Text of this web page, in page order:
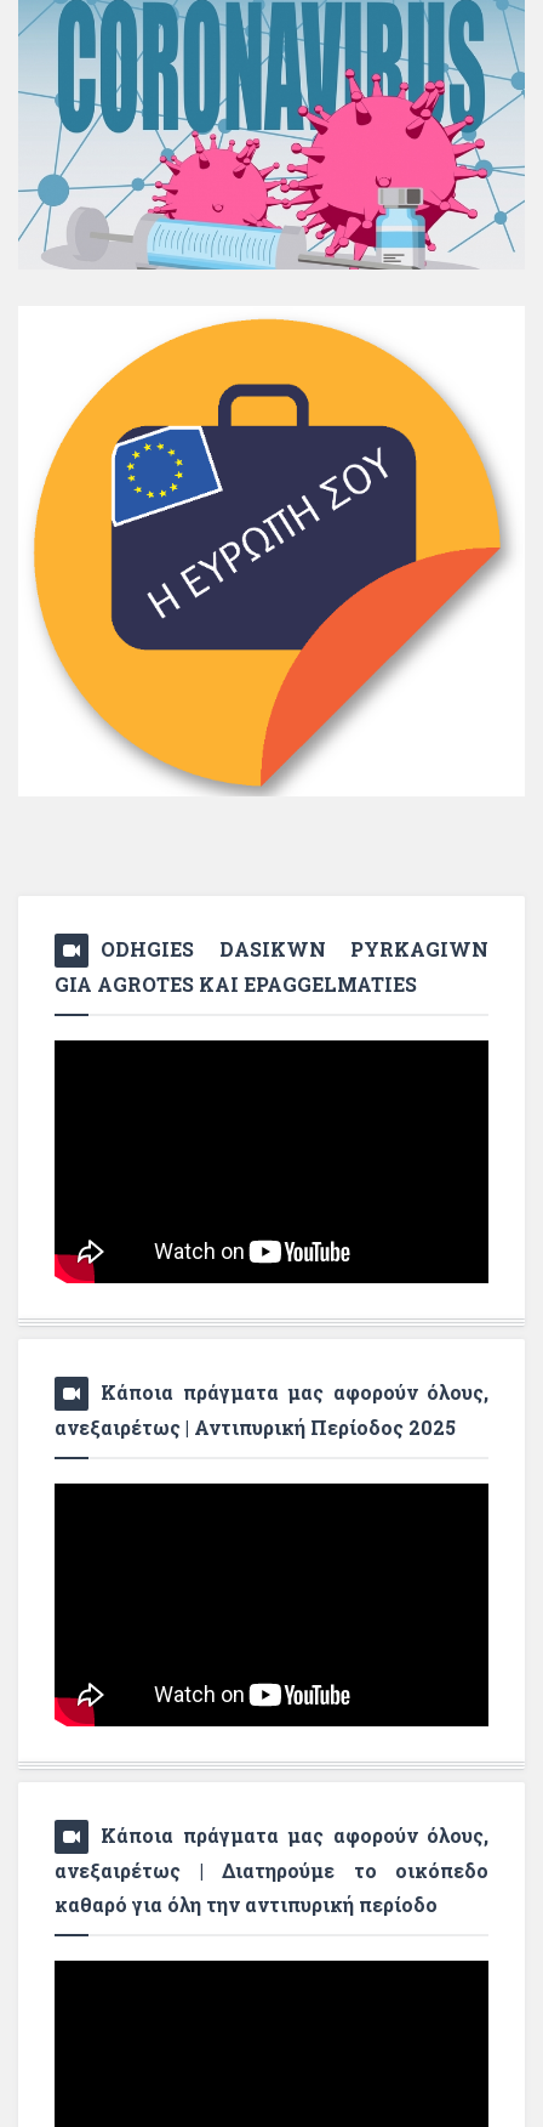
ODHGIES DASIKWN PYRKAGIWN
GIA AGROTES KAI EPAGGELMATIES
Κάποια πράγματα μας αφορούν όλους,
ανεξαιρέτως | Αντιπυρική Περίοδος 2025
Κάποια πράγματα μας αφορούν όλους,
ανεξαιρέτως | Διατηρούμε το οικόπεδο
καθαρό για όλη την αντιπυρική περίοδο